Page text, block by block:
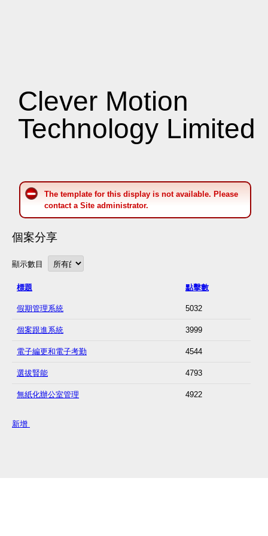
Clever Motion
Technology Limited
The template for this display is not available. Please
contact a Site administrator.
個案分享
顯示數目
標題 點擊數
假期管理系統 5032
個案跟進系統 3999
電子編更和電子考勤 4544
選拔賢能 4793
無紙化辦公室管理 4922
新增